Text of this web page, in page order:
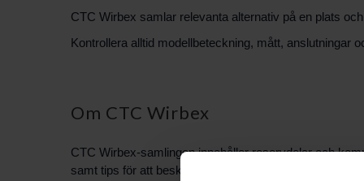
CTC Wirbex samlar relevanta alternativ på en plats
Kontrollera alltid modellbeteckning, mått, anslutningar
Om CTC Wirbex
CTC Wirbex-samlingen innehåller reservdelar och
samt tips för att beskriva ditt behov när du kontaktar